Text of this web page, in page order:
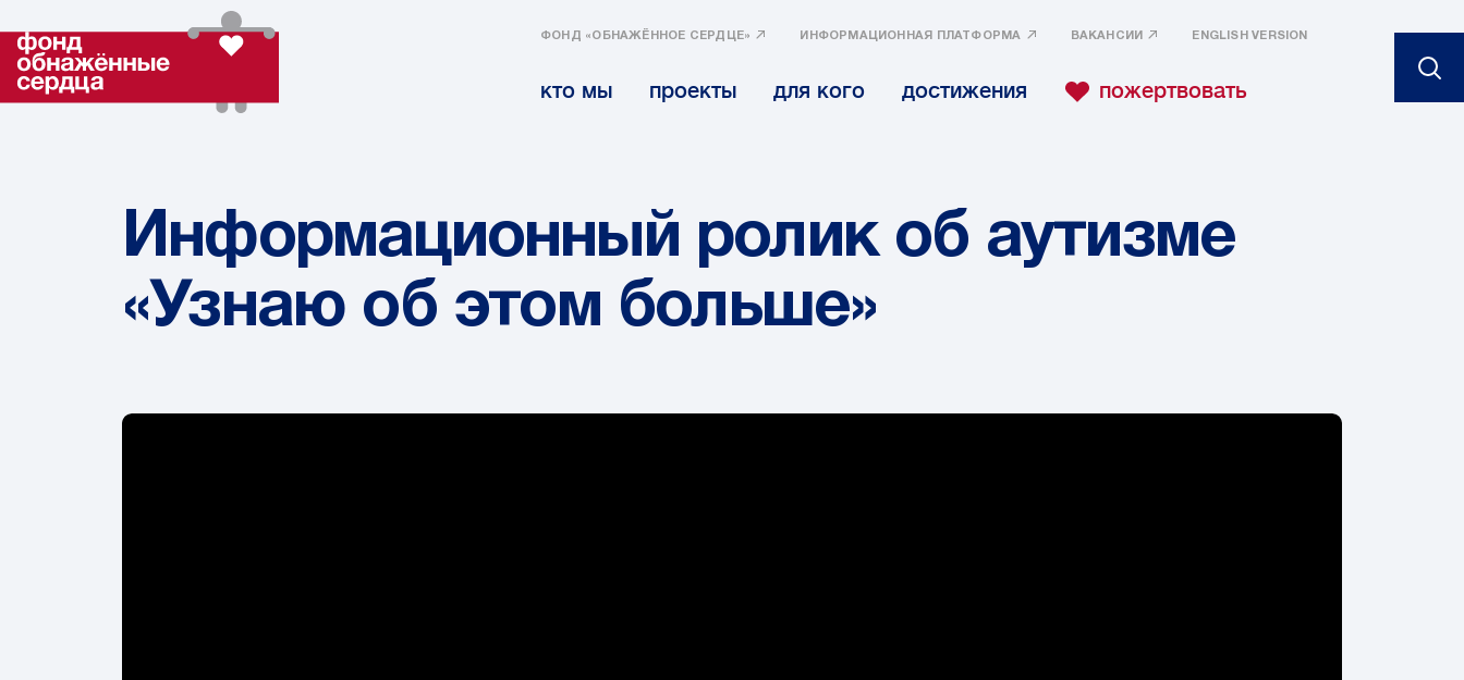
ФОНД «ОБНАЖЁННОЕ СЕРДЦЕ» ИНФОРМАЦИОННАЯ ПЛАТФОРМА ВАКАНСИИ ENGLISH VERSION
кто мы проекты для кого достижения пожертвовать
Информационный ролик об аутизме
«Узнаю об этом больше»